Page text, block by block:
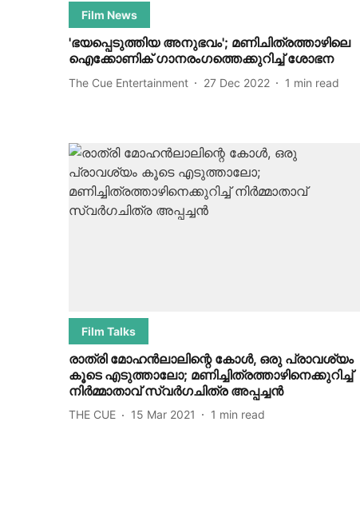
Film News
'ഭയപ്പെടുത്തിയ അനുഭവം'; മണിചിത്രത്താഴിലെ
ഐക്കോണിക് ഗാനരംഗത്തെക്കുറിച്ച് ശോഭന
The Cue Entertainment 27 Dec 2022 1 min read
Film Talks
രാത്രി മോഹന്‍ലാലിന്റെ കോള്‍, ഒരു പ്രാവശ്യം
കൂടെ എടുത്താലോ; മണിച്ചിത്രത്താഴിനെക്കുറിച്ച്
നിര്‍മ്മാതാവ് സ്വര്‍ഗചിത്ര അപ്പച്ചന്‍
THE CUE 15 Mar 2021 1 min read